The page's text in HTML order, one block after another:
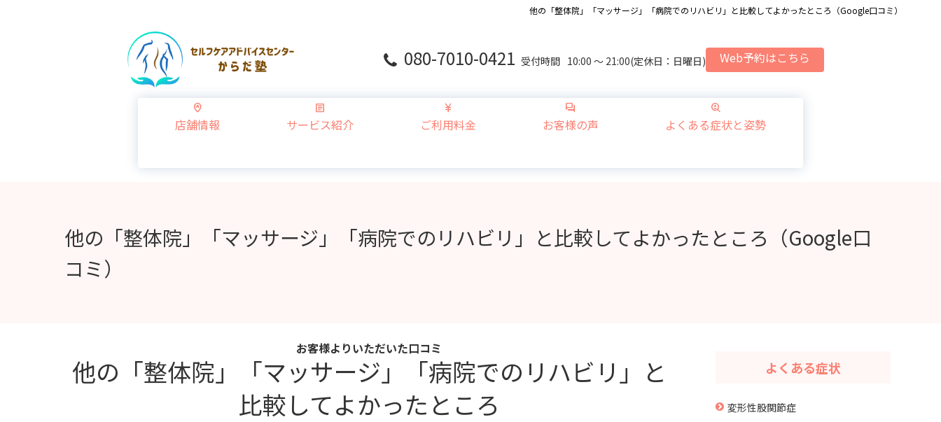
他の「整体院」「マッサージ」「病院でのリハビリ」と比較してよかったところ（Google口コミ）
080-7010-0421 受付時間 10:00 ～ 21:00(定休日：日曜日) Web予約はこちら
店舗情報 サービス紹介 ご利用料金 お客様の声 よくある症状と姿勢
他の「整体院」「マッサージ」「病院でのリハビリ」と比較してよかったところ（Google口
コミ）
お客様よりいただいた口コミ
他の「整体院」「マッサージ」「病院でのリハビリ」と
比較してよかったところ
よくある症状
変形性股関節症